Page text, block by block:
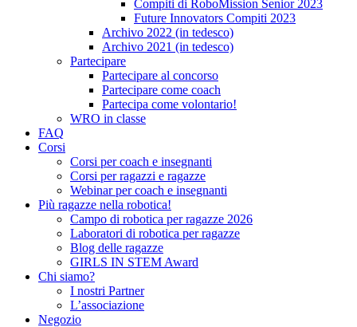
Compiti di RoboMission Senior 2023
Future Innovators Compiti 2023
Archivo 2022 (in tedesco)
Archivo 2021 (in tedesco)
Partecipare
Partecipare al concorso
Partecipare come coach
Partecipa come volontario!
WRO in classe
FAQ
Corsi
Corsi per coach e insegnanti
Corsi per ragazzi e ragazze
Webinar per coach e insegnanti
Più ragazze nella robotica!
Campo di robotica per ragazze 2026
Laboratori di robotica per ragazze
Blog delle ragazze
GIRLS IN STEM Award
Chi siamo?
I nostri Partner
L’associazione
Negozio